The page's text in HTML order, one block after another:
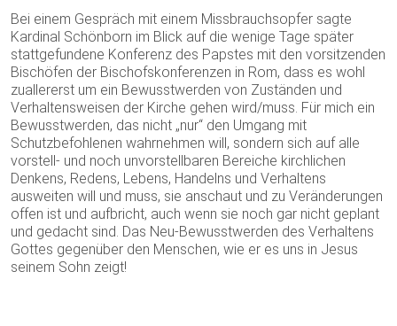
Bei einem Gespräch mit einem Missbrauchsopfer sagte
Kardinal Schönborn im Blick auf die wenige Tage später
stattgefundene Konferenz des Papstes mit den vorsitzenden
Bischöfen der Bischofskonferenzen in Rom, dass es wohl
zuallererst um ein Bewusstwerden von Zuständen und
Verhaltensweisen der Kirche gehen wird/muss. Für mich ein
Bewusstwerden, das nicht „nur“ den Umgang mit
Schutzbefohlenen wahrnehmen will, sondern sich auf alle
vorstell- und noch unvorstellbaren Bereiche kirchlichen
Denkens, Redens, Lebens, Handelns und Verhaltens
ausweiten will und muss, sie anschaut und zu Veränderungen
offen ist und aufbricht, auch wenn sie noch gar nicht geplant
und gedacht sind. Das Neu-Bewusstwerden des Verhaltens
Gottes gegenüber den Menschen, wie er es uns in Jesus
seinem Sohn zeigt!